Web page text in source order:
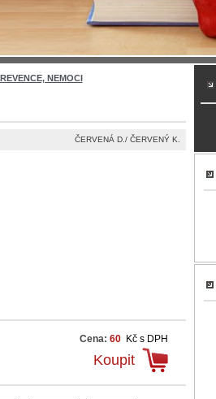
NEMOCI
ČERVENÁ D./ ČERVENÝ K.
Cena: 60 Kč s DPH
Koupit